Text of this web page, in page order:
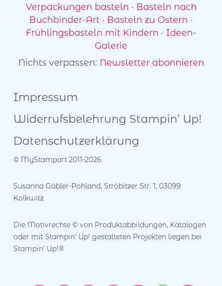
Verpackungen basteln · Basteln nach
Buchbinder-Art · Basteln zu Ostern ·
Frühlingsbasteln mit Kindern · Ideen-
Galerie
Nichts verpassen: Newsletter abonnieren
Impressum
Widerrufsbelehrung Stampin’ Up!
Datenschutzerklärung
© MyStampart 2011-2026
Susanna Gäbler-Pohland, Ströbitzer Str. 1, 03099
Kolkwitz
Die Motivrechte © von Produktabbildungen, Katalogen
oder mit Stampin’ Up! gestalteten Projekten liegen bei
Stampin’ Up!®